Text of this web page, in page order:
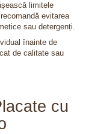
limitele
evitarea
sau detergenți.
înainte de
de calitate sau
cu